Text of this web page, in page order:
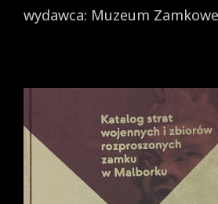
wydawca: Muzeum